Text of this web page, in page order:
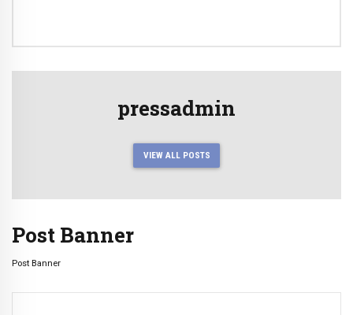
pressadmin
VIEW ALL POSTS
Post Banner
Post Banner